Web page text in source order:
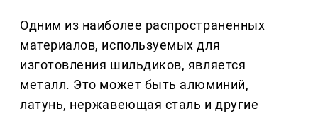
Одним из наиболее распространенных
материалов, используемых для
изготовления шильдиков, является
металл. Это может быть алюминий,
латунь, нержавеющая сталь и другие